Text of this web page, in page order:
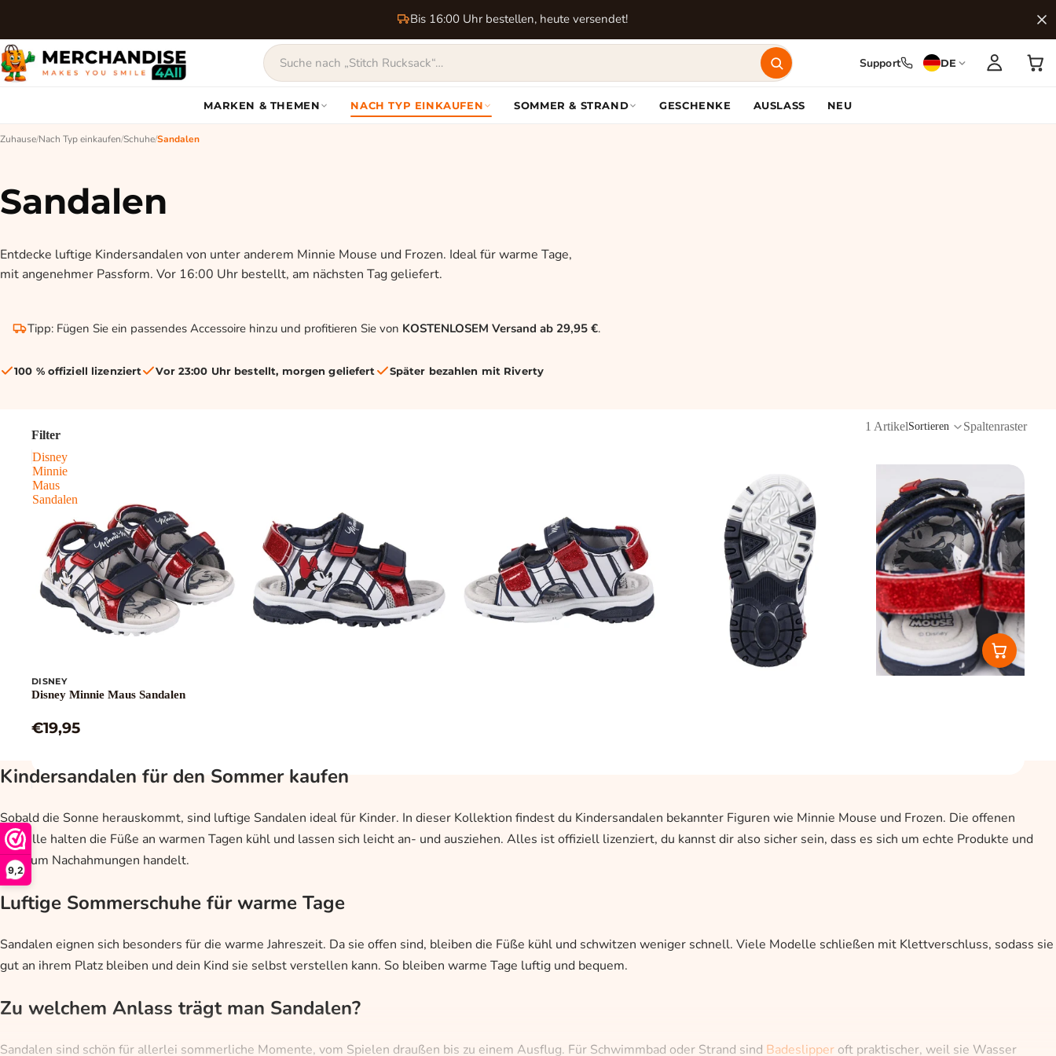
9,2
Bis 16:00 Uhr bestellen, heute versendet!
Support DE
MARKEN & THEMEN NACH TYP EINKAUFEN SOMMER & STRAND GESCHENKE AUSLASS NEU
Zuhause/Nach Typ einkaufen/Schuhe/Sandalen
Sandalen
Entdecke luftige Kindersandalen von unter anderem Minnie Mouse und Frozen. Ideal für warme Tage,
mit angenehmer Passform. Vor 16:00 Uhr bestellt, am nächsten Tag geliefert.
Tipp: Fügen Sie ein passendes Accessoire hinzu und profitieren Sie von KOSTENLOSEM Versand ab 29,95 €.
100 % offiziell lizenziert Vor 23:00 Uhr bestellt, morgen geliefert Später bezahlen mit Riverty
Filter
1 ArtikelSortieren Spaltenraster
Disney
Minnie
Maus
Sandalen
DISNEY
Disney Minnie Maus Sandalen
€19,95
Kindersandalen für den Sommer kaufen
Sobald die Sonne herauskommt, sind luftige Sandalen ideal für Kinder. In dieser Kollektion findest du Kindersandalen bekannter Figuren wie Minnie Mouse und Frozen. Die offenen
Modelle halten die Füße an warmen Tagen kühl und lassen sich leicht an- und ausziehen. Alles ist offiziell lizenziert, du kannst dir also sicher sein, dass es sich um echte Produkte und
nicht um Nachahmungen handelt.
Luftige Sommerschuhe für warme Tage
Sandalen eignen sich besonders für die warme Jahreszeit. Da sie offen sind, bleiben die Füße kühl und schwitzen weniger schnell. Viele Modelle schließen mit Klettverschluss, sodass sie
gut an ihrem Platz bleiben und dein Kind sie selbst verstellen kann. So bleiben warme Tage luftig und bequem.
Zu welchem Anlass trägt man Sandalen?
Sandalen sind schön für allerlei sommerliche Momente, vom Spielen draußen bis zu einem Ausflug. Für Schwimmbad oder Strand sind Badeslipper oft praktischer, weil sie Wasser